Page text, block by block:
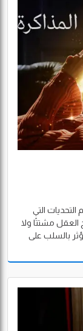
التي
العقل مشتتًا ولا
بالسلب على